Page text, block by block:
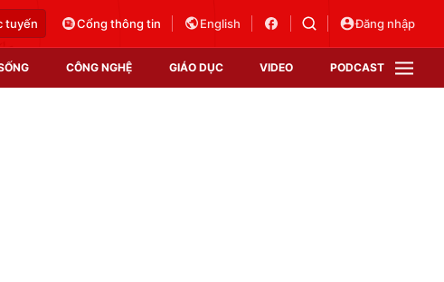
tuyến Cổng thông tin English Đăng nhập
CÔNG NGHỆ GIÁO DỤC VIDEO PODCAST